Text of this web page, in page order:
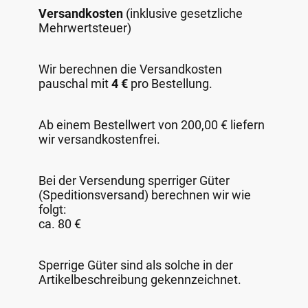
Versandkosten (inklusive gesetzliche
Mehrwertsteuer)
Wir berechnen die Versandkosten
pauschal mit4 € pro Bestellung.
Ab einem Bestellwert von 200,00 € liefern
wir versandkostenfrei.
Bei der Versendung sperriger Güter
(Speditionsversand) berechnen wir wie
folgt:
ca. 80 €
Sperrige Güter sind als solche in der
Artikelbeschreibung gekennzeichnet.